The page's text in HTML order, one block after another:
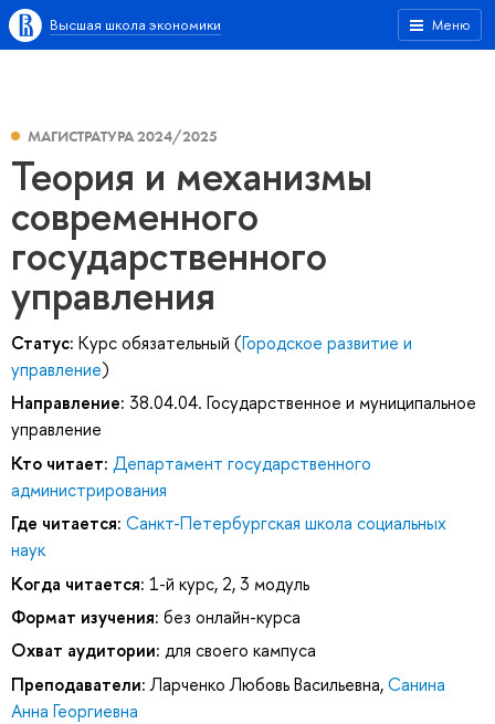
Меню
Высшая школа экономики
МАГИСТРАТУРА 2024/2025
Теория и механизмы
современного
государственного
управления
Статус: Курс обязательный (Городское развитие и
управление)
Направление: 38.04.04. Государственное и муниципальное
управление
Кто читает: Департамент государственного
администрирования
Где читается: Санкт-Петербургская школа социальных
наук
Когда читается: 1-й курс, 2, 3 модуль
Формат изучения: без онлайн-курса
Охват аудитории: для своего кампуса
Преподаватели: Ларченко Любовь Васильевна,Санина
Анна Георгиевна